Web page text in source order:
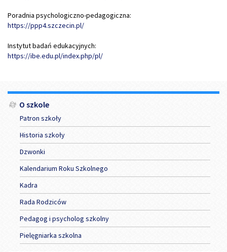
Poradnia psychologiczno-pedagogiczna:
https://ppp4.szczecin.pl/
Instytut badań edukacyjnych:
https://ibe.edu.pl/index.php/pl/
Menu
O szkole
Patron szkoły
Historia szkoły
Dzwonki
Kalendarium Roku Szkolnego
Kadra
Rada Rodziców
Pedagog i psycholog szkolny
Pielęgniarka szkolna